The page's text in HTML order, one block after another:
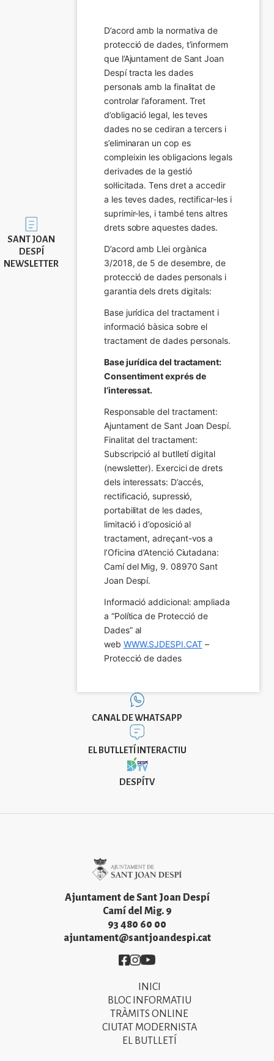
Imatge
SANT JOAN
DESPÍ
NEWSLETTER
D’acord amb la normativa de
protecció de dades, t’informem
que l’Ajuntament de Sant Joan
Despí tracta les dades
personals amb la finalitat de
controlar l’aforament. Tret
d’obligació legal, les teves
dades no se cediran a tercers i
s’eliminaran un cop es
compleixin les obligacions legals
derivades de la gestió
sol·licitada. Tens dret a accedir
a les teves dades, rectificar-les i
suprimir-les, i també tens altres
drets sobre aquestes dades.
D’acord amb Llei orgànica
3/2018, de 5 de desembre, de
protecció de dades personals i
garantia dels drets digitals:
Base jurídica del tractament i
informació bàsica sobre el
tractament de dades personals.
Base jurídica del tractament:
Consentiment exprés de
l’interessat.
Responsable del tractament:
Ajuntament de Sant Joan Despí.
Finalitat del tractament:
Subscripció al butlletí digital
(newsletter). Exercici de drets
dels interessats: D’accés,
rectificació, supressió,
portabilitat de les dades,
limitació i d’oposició al
tractament, adreçant-vos a
l’Oficina d’Atenció Ciutadana:
Camí del Mig, 9. 08970 Sant
Joan Despí.
Informació addicional: ampliada
a “Política de Protecció de
Dades” al
web WWW.SJDESPI.CAT –
Protecció de dades
CANAL DE WHATSAPP
EL BUTLLETÍ INTERACTIU
DESPÍTV
Ajuntament de Sant Joan Despí
Camí del Mig. 9
93 480 60 00
ajuntament@santjoandespi.cat
Imatge
Imatge
Imatge
INICI
BLOC INFORMATIU
TRÀMITS ONLINE
CIUTAT MODERNISTA
EL BUTLLETÍ